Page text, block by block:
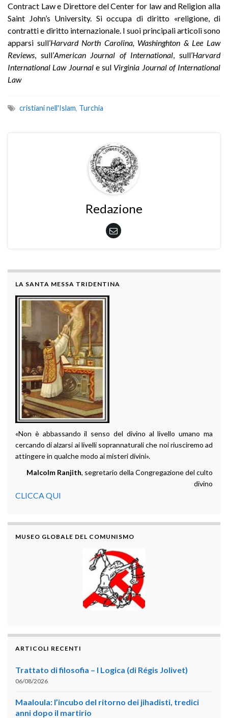
Contract Law e Direttore del Center for law and Religion alla
Saint John’s University. Si occupa di diritto «religione, di
contratti e diritto internazionale. I suoi principali articoli sono
apparsi sull’Harvard North Carolina, Washinghton & Lee Law
Reviews , sull’American Journal of International , sull’Harvard
International Law Journal e sul Virginia Journal of International
Law
cristiani nell'Islam, Turchia
Redazione
LA SANTA MESSA TRIDENTINA
«Non è abbassando il senso del divino al livello umano ma
cercando di alzarsi ai livelli soprannaturali che noi riusciremo ad
attingere in qualche modo ai misteri divini».
Malcolm Ranjith, segretario della Congregazione del culto
divino
CLICCA QUI
MUSEO GLOBALE DEL COMUNISMO
ARTICOLI RECENTI
Trattato di filosofia – I Logica (di Régis Jolivet)
06/08/2026
Maaloula: l’incubo del ritorno dei jihadisti, tredici
anni dopo il martirio